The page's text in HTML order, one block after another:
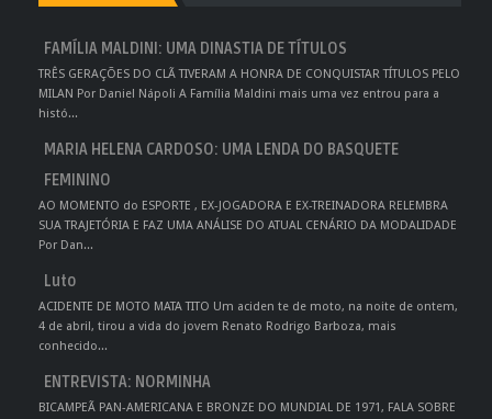
FAMÍLIA MALDINI: UMA DINASTIA DE TÍTULOS
TRÊS GERAÇÕES DO CLÃ TIVERAM A HONRA DE CONQUISTAR TÍTULOS PELO
MILAN Por Daniel Nápoli A Família Maldini mais uma vez entrou para a
histó...
MARIA HELENA CARDOSO: UMA LENDA DO BASQUETE
FEMININO
AO MOMENTO do ESPORTE , EX-JOGADORA E EX-TREINADORA RELEMBRA
SUA TRAJETÓRIA E FAZ UMA ANÁLISE DO ATUAL CENÁRIO DA MODALIDADE
Por Dan...
Luto
ACIDENTE DE MOTO MATA TITO Um aciden te de moto, na noite de ontem,
4 de abril, tirou a vida do jovem Renato Rodrigo Barboza, mais
conhecido...
ENTREVISTA: NORMINHA
BICAMPEÃ PAN-AMERICANA E BRONZE DO MUNDIAL DE 1971, FALA SOBRE